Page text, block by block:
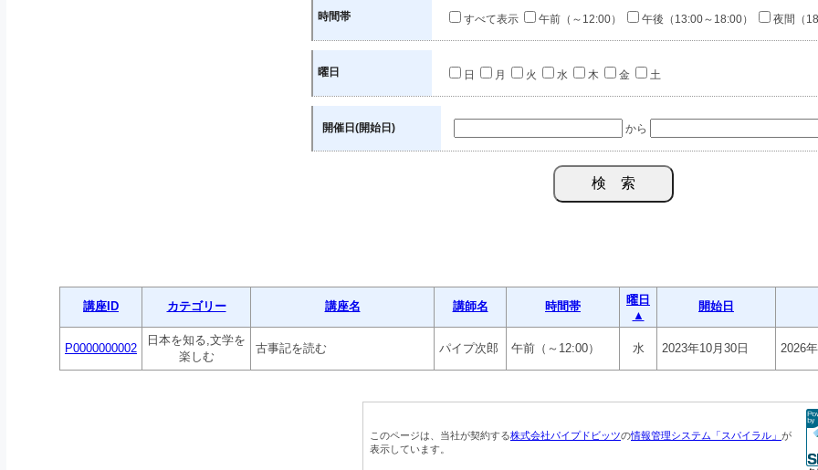
時間帯 すべて表示 午前（～12:00） 午後（13:00～18:00） 夜間（
曜日 日 月 火 水 木 金 土
開催日(開始日) から
講座ID カテゴリー 講座名 講師名 時間帯
曜日
▲
開始日
P0000000002
日本を知る,文学を
楽しむ
古事記を読む パイプ次郎 午前（～12:00） 水 2023年10月30日 2026
このページは、当社が契約する株式会社パイプドビッツの情報管理システム「スパイラル」 が
表示しています。